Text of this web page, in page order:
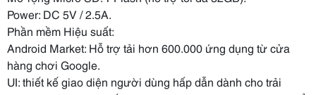
Power: DC 5V / 2.5A.
Phần mềm Hiệu suất:
Android Market: Hỗ trợ tải hơn 600.000 ứng dụng từ cửa
hàng chơi Google.
UI: thiết kế giao diện người dùng hấp dẫn dành cho trải